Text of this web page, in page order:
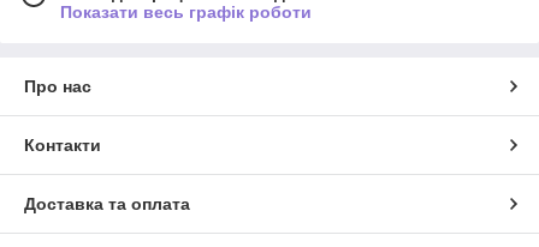
Показати весь графік роботи
Про нас
Контакти
Доставка та оплата